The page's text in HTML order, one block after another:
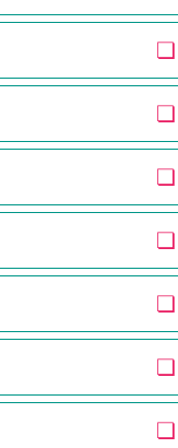
❏
❏
❏
❏
❏
❏
❏